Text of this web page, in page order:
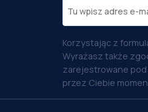
Korzystając z
Wyrażasz także
zarejestrowane pod
przez Ciebie